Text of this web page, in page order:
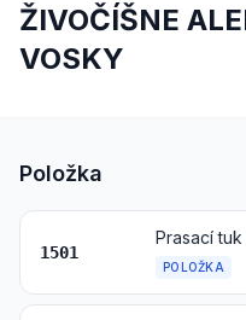
ŽIVOČÍŠNE
VOSKY
Položka
1501
POLOŽKA